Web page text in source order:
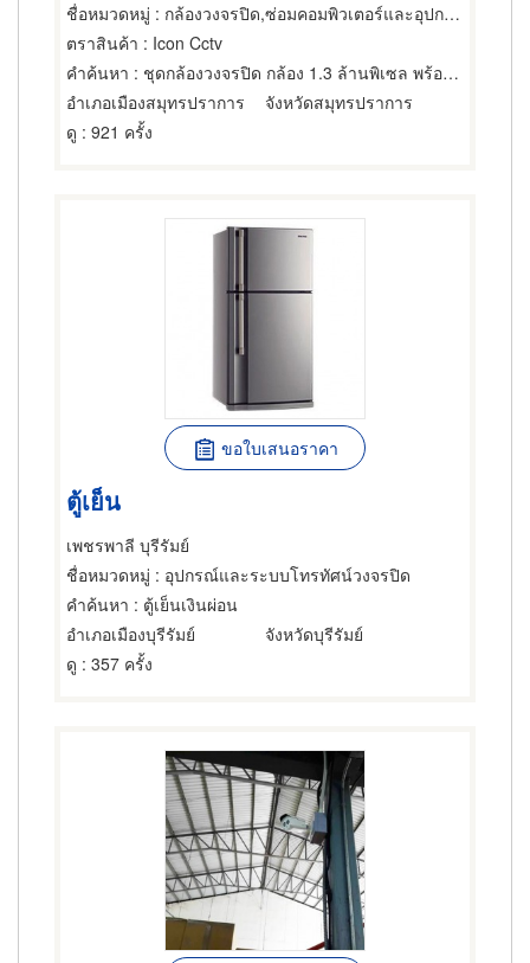
ชื่อหมวดหมู่ : กล้องวงจรปิด,ซ่อมคอมพิวเตอร์และอุปกรณ์ต่อพ่วง,ผู้จำหน่ายคอมพิวเตอร์และอุปกรณ์ต่อพ่วง
ตราสินค้า : Icon Cctv
คำค้นหา : ชุดกล้องวงจรปิด กล้อง 1.3 ล้านพิเซล พร้อมอุปกรณ์ครบ
อำเภอเมืองสมุทรปราการ
จังหวัดสมุทรปราการ
ดู : 921 ครั้ง
ขอใบเสนอราคา
ตู้เย็น
เพชรพาลี บุรีรัมย์
ชื่อหมวดหมู่ : อุปกรณ์และระบบโทรทัศน์วงจรปิด
คำค้นหา : ตู้เย็นเงินผ่อน
อำเภอเมืองบุรีรัมย์
จังหวัดบุรีรัมย์
ดู : 357 ครั้ง